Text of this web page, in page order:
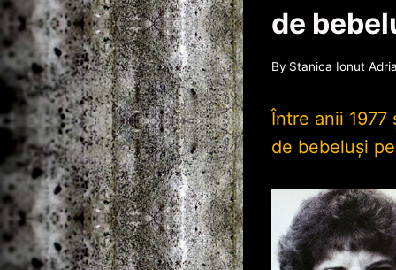
de
By Stanica Ionut
Între anii 1977
de bebeluşi